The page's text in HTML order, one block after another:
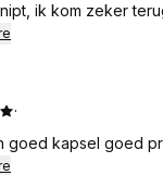
ik kom zeker
·
goed kapsel goed